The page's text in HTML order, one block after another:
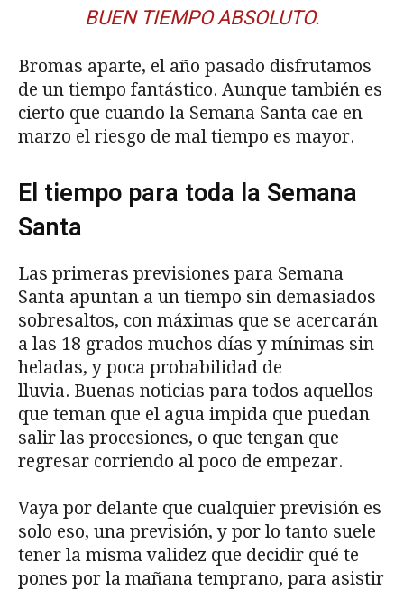
BUEN TIEMPO ABSOLUTO.
Bromas aparte, el año pasado disfrutamos
de un tiempo fantástico. Aunque también es
cierto que cuando la Semana Santa cae en
marzo el riesgo de mal tiempo es mayor.
El tiempo para toda la Semana
Santa
Las primeras previsiones para Semana
Santa apuntan a un tiempo sin demasiados
sobresaltos, con máximas que se acercarán
a las 18 grados muchos días y mínimas sin
heladas, y poca probabilidad de
lluvia. Buenas noticias para todos aquellos
que teman que el agua impida que puedan
salir las procesiones, o que tengan que
regresar corriendo al poco de empezar.
Vaya por delante que cualquier previsión es
solo eso, una previsión, y por lo tanto suele
tener la misma validez que decidir qué te
pones por la mañana temprano, para asistir